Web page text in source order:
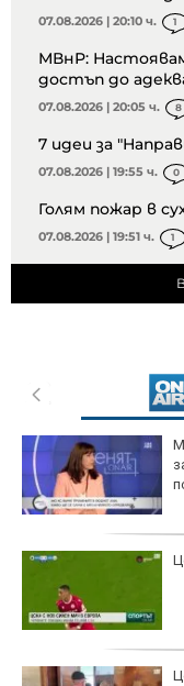
07.08.2026 | 20:10 ч. 1
МВнР:
достъп до
07.08.2026 | 20:05 ч. 8
7 идеи за
07.08.2026 | 19:55 ч. 0
Голям пожар в
07.08.2026 | 19:51 ч. 1